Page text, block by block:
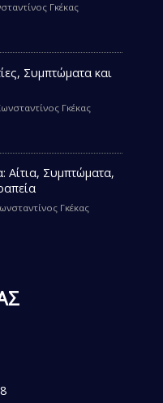
Γκέκας
Συμπτώματα και
Γκέκας
Αίτια, Συμπτώματα,
Γκέκας